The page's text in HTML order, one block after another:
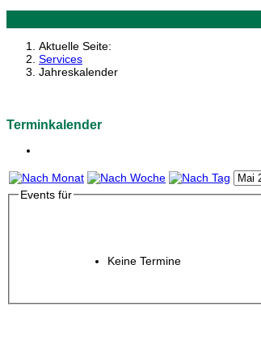
Aktuelle Seite:
Services
Jahreskalender
Terminkalender
Events für
Keine Termine